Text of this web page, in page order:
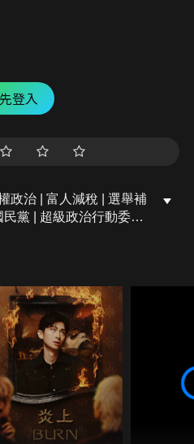
登入
政治 | 富人減稅 | 選舉補
黨 | 超級政治行動委員
《民主國家如何死
Robinson《自由的窄
麼結束》
加入會員】